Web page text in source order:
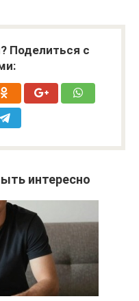
Поделиться с
интересно